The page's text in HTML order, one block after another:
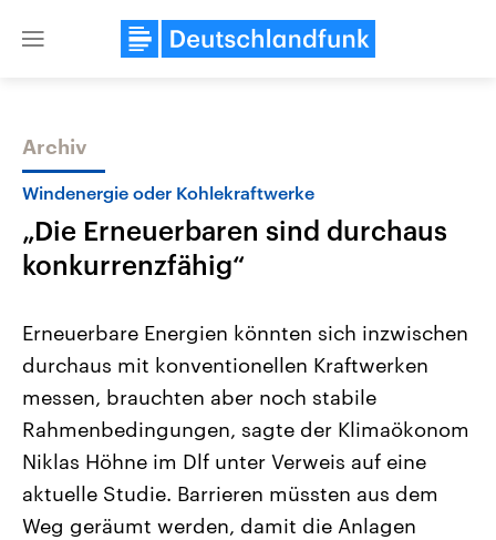
Close
Themen
Landtagswahl Sachsen-Anhalt
2026
Alle Informationen
Sachsen-Anhalt wählt am 6.
September 2026 einen neuen
Landtag. Seit 2021 wird das
Bundesland von einer Koalition aus
Umfragen, Prognosen,
USA
Aktuelle Beiträge,
Hintergründe
Wirtschaftlich und
gehören die Vereinigten
den mächtigsten Ländern
mit großem Einfluss auf
Archiv
Windenergie oder Kohlekraftwerke
„Die Erneuerbaren sind durchaus
konkurrenzfähig“
Erneuerbare Energien könnten sich inzwischen
durchaus mit konventionellen Kraftwerken
messen, brauchten aber noch stabile
Rahmenbedingungen, sagte der Klimaökonom
Niklas Höhne im Dlf unter Verweis auf eine
aktuelle Studie. Barrieren müssten aus dem
Weg geräumt werden, damit die Anlagen